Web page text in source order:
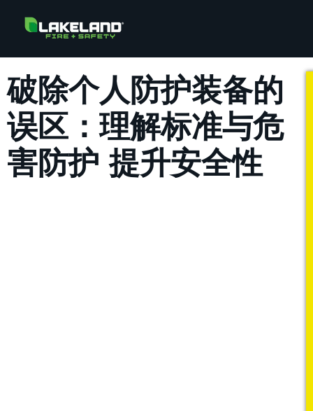
破除个人防护装备的
误区：理解标准与危
害防护 提升安全性